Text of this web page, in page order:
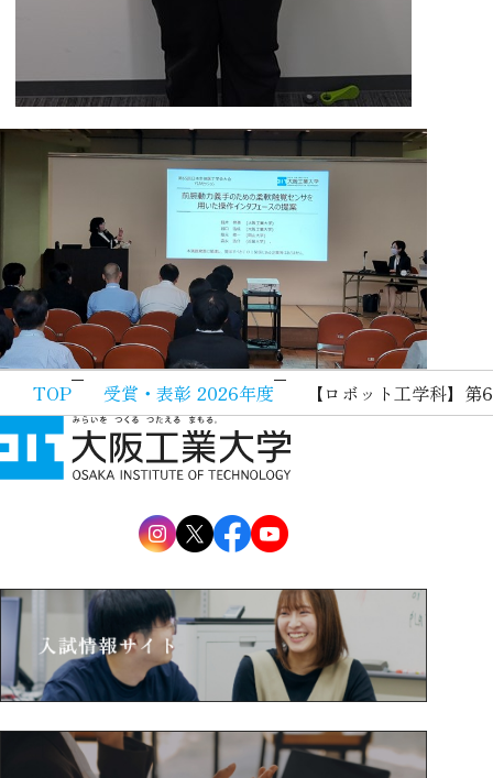
TOP 受賞・表彰 2026年度 【ロボット工学科】